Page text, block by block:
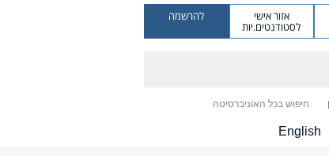
אזור אישי
לסטודנטים.יות
להרשמה
חיפוש בכל האוניברסיטה
English